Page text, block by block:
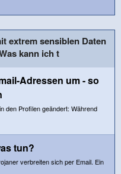
extrem sensiblen Daten
kann ich t
Adressen um - so
den Profilen geändert: Während
tun?
verbreiten sich per Email. Ein